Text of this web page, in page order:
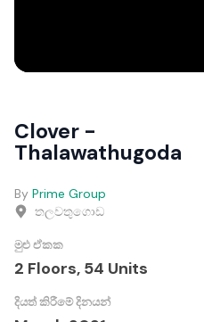
Clover -
Thalawathugoda
By Prime Group
තලවතුගොඩ
මුළු ඒකක
2 Floors, 54 Units
දියත් කිරීමේ දිනයන්